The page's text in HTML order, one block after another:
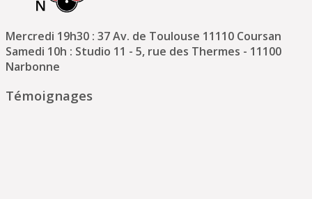
Mercredi 19h30 : 37 Av. de Toulouse 11110 Coursan
Samedi 10h : Studio 11 - 5, rue des Thermes - 11100
Narbonne
Témoignages